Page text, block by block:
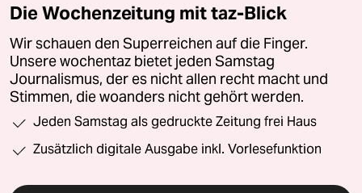
Die Wochenzeitung mit taz-Blick
Wir schauen den Superreichen auf die Finger.
Unsere wochentaz bietet jeden Samstag
Journalismus, der es nicht allen recht macht und
Stimmen, die woanders nicht gehört werden.
Jeden Samstag als gedruckte Zeitung frei Haus
Zusätzlich digitale Ausgabe inkl. Vorlesefunktion